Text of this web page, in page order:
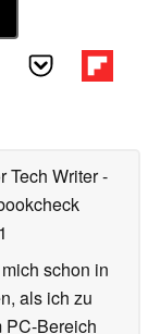
Tech Writer-
schon in
als ich zu
PC-Bereich